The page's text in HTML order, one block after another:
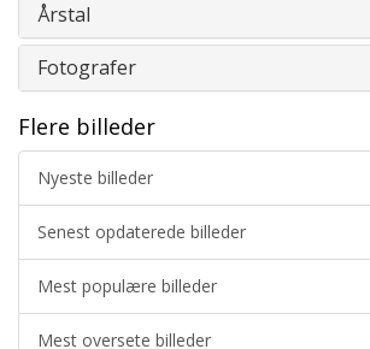
Årstal
Fotografer
Flere billeder
Nyeste billeder
Senest opdaterede billeder
Mest populære billeder
Mest oversete billeder